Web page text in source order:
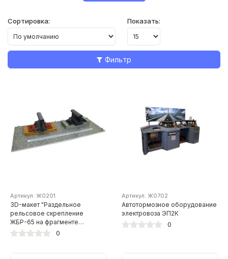
Сортировка: Показать:
Фильтр
Артикул: Ж0201
3D-макет "Раздельное
рельсовое скрепление
ЖБР-65 на фрагменте
железобетонной шпалы"
0
Артикул: Ж0702
Автотормозное оборудование
электровоза ЭП2К
0